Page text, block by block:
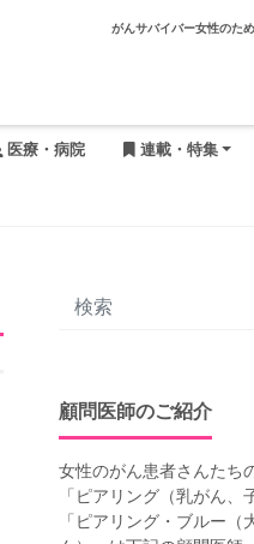
がんサバイバー女性のた
医療・病院 連載・特集
顧問医師のご紹介
女性のがん患者さんたち
「 ピアリング（乳がん、
「 ピアリング・ブルー（